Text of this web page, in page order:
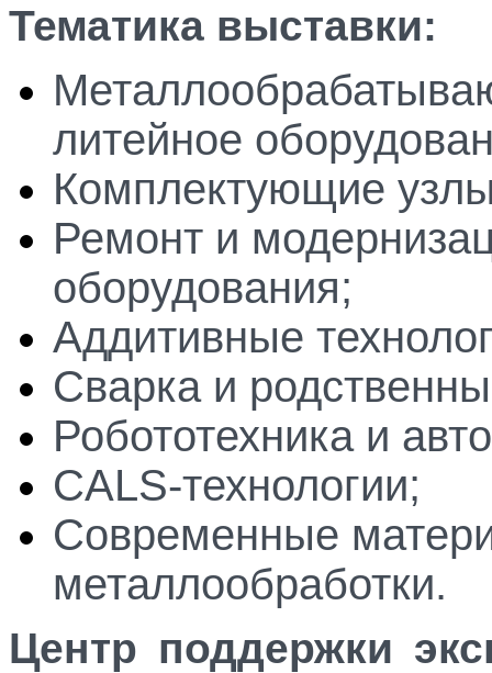
Тематика выставки:
литейное
Комплектующие
Ремонт и
оборудования;
Аддитивные
Сварка и
Робототехника и
CALS-технологии;
Современные
металлообработки.
Центр поддержки